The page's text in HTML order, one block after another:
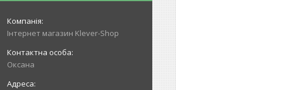
Інтернет магазин Klever-Shop
Оксана